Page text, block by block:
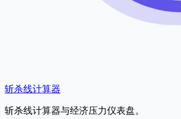
斩杀线计算器
斩杀线计算器与经济压力仪表盘。